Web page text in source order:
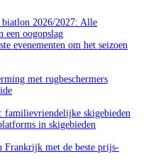
biatlon 2026/2027: Alle
een oogopslag
evenementen om het seizoen
met rugbeschermers
familievriendelijke skigebieden
in skigebieden
Frankrijk met de beste prijs-